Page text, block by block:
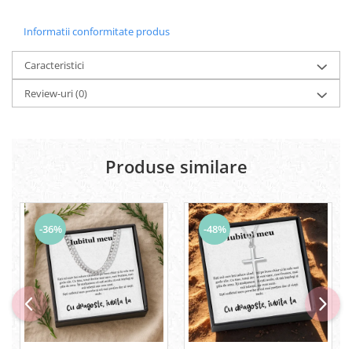
Informatii conformitate produs
Caracteristici
Review-uri(0)
Produse similare
-36% -48%